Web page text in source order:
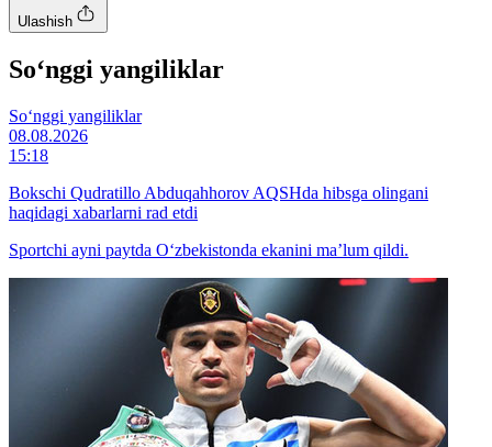
Ulashish
So‘nggi yangiliklar
So‘nggi yangiliklar
08.08.2026
15:18
Bokschi Qudratillo Abduqahhorov AQSHda hibsga olingani
haqidagi xabarlarni rad etdi
Sportchi ayni paytda O‘zbekistonda ekanini ma’lum qildi.